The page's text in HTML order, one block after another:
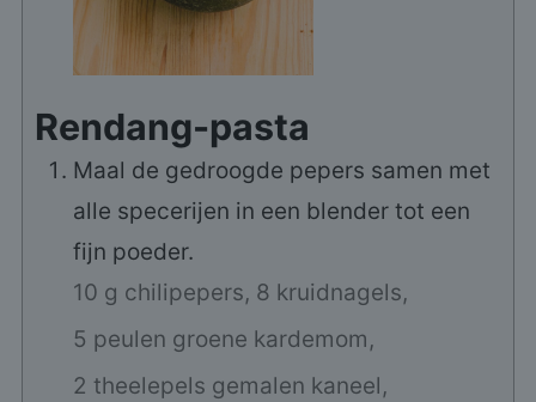
Rendang-pasta
Maal de gedroogde pepers samen met
alle specerijen in een blender tot een
fijn poeder.
10 g chilipepers, 8 kruidnagels,
5 peulen groene kardemom,
2 theelepels gemalen kaneel,